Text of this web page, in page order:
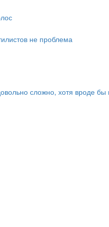
не проблема
сложно, хотя вроде